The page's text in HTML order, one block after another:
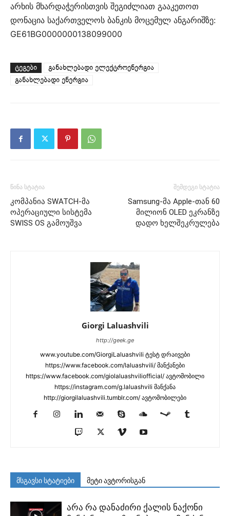
არხის მხარდაჭერისთვის შეგიძლიათ გააკეთოთ
დონაცია საქართველოს ბანკის მოცემულ ანგარიშზე:
GE61BG0000000138099000
ᲢᲔᲒᲔᲑᲘ
განახლებადი ელექტროენერგია
განახლებადი ენერგია
წინა სტატია
კომპანია SWATCH-მა
ოპერაციული სისტემა
SWISS OS გამოუშვა
შემდეგი სტატია
Samsung-მა Apple-თან 60
მილიონ OLED ეკრანზე
დადო ხელშეკრულება
Giorgi Laluashvili
http://geek.ge
www.youtube.com/GiorgiLaluashvili ტესტ დრაივები
https://www.facebook.com/laluashvili/ მანქანები
https://www.facebook.com/giolaluashviliofficial/ ავტომობილი
https://instagram.com/g.laluashvili მანქანა
http://giorgilaluashvili.tumblr.com/ ავტომობილები
მსგავსი სტატიები მეტი ავტორისგან
არა რა დანაძირი ქალის ნაქონი